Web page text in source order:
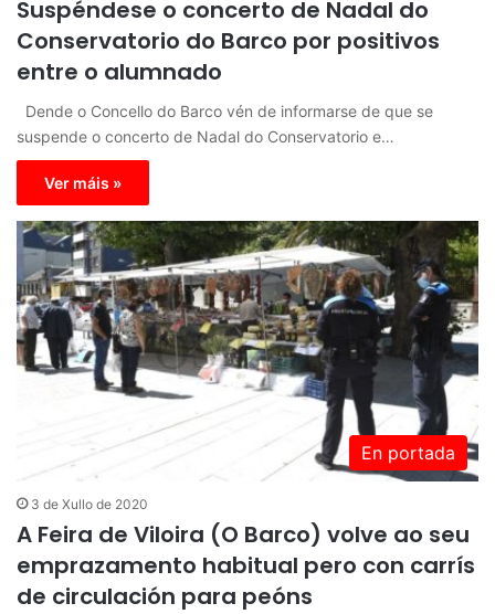
Suspéndese o concerto de Nadal do
Conservatorio do Barco por positivos
entre o alumnado
Dende o Concello do Barco vén de informarse de que se
suspende o concerto de Nadal do Conservatorio e…
Ver máis »
En portada
3 de Xullo de 2020
A Feira de Viloira (O Barco) volve ao seu
emprazamento habitual pero con carrís
de circulación para peóns